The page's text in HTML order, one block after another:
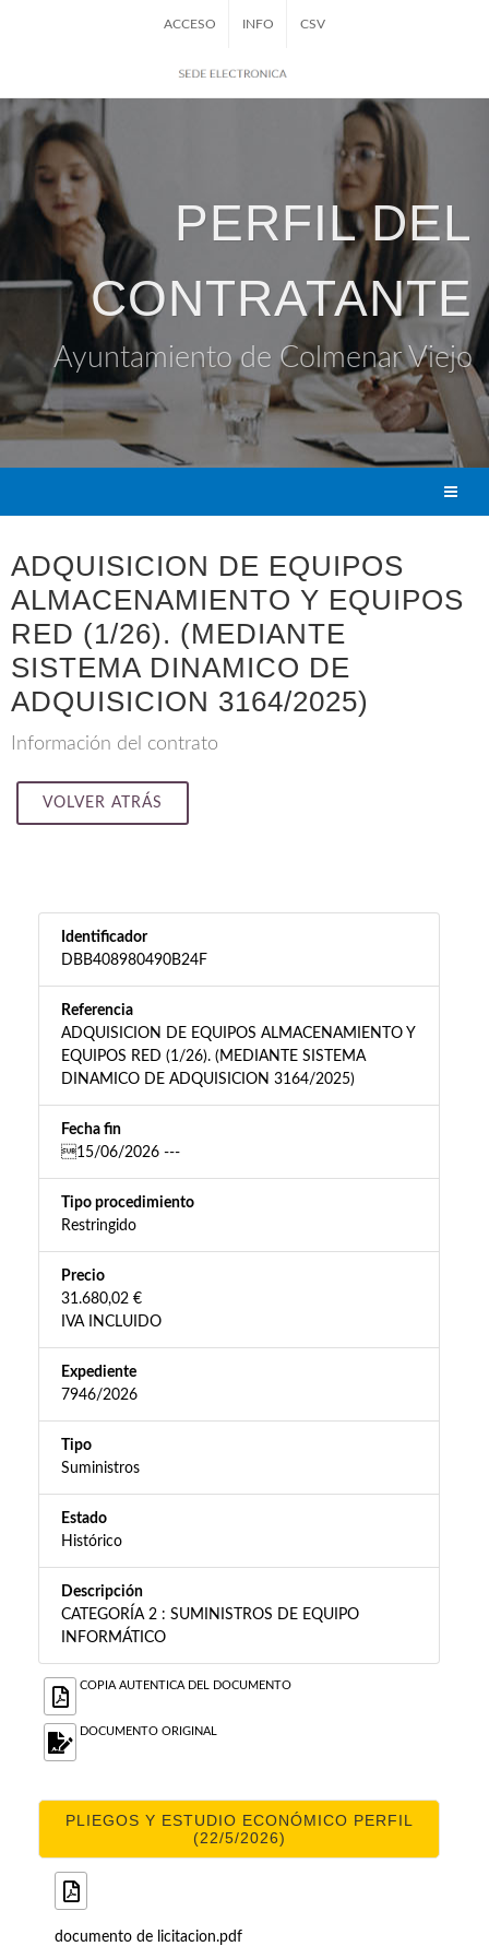
ACCESO INFO CSV
PERFIL DEL
CONTRATANTE
Ayuntamiento de Colmenar Viejo
ADQUISICION DE EQUIPOS
ALMACENAMIENTO Y EQUIPOS
RED (1/26). (MEDIANTE
SISTEMA DINAMICO DE
ADQUISICION 3164/2025)
Información del contrato
VOLVER ATRÁS
Identificador
DBB408980490B24F
Referencia
ADQUISICION DE EQUIPOS ALMACENAMIENTO Y
EQUIPOS RED (1/26). (MEDIANTE SISTEMA
DINAMICO DE ADQUISICION 3164/2025)
Fecha fin
15/06/2026 ---
Tipo procedimiento
Restringido
Precio
31.680,02 €
IVA INCLUIDO
Expediente
7946/2026
Tipo
Suministros
Estado
Histórico
Descripción
CATEGORÍA 2 : SUMINISTROS DE EQUIPO
INFORMÁTICO
COPIA AUTENTICA DEL DOCUMENTO
DOCUMENTO ORIGINAL
PLIEGOS Y ESTUDIO ECONÓMICO PERFIL
(22/5/2026)
documento de licitacion.pdf